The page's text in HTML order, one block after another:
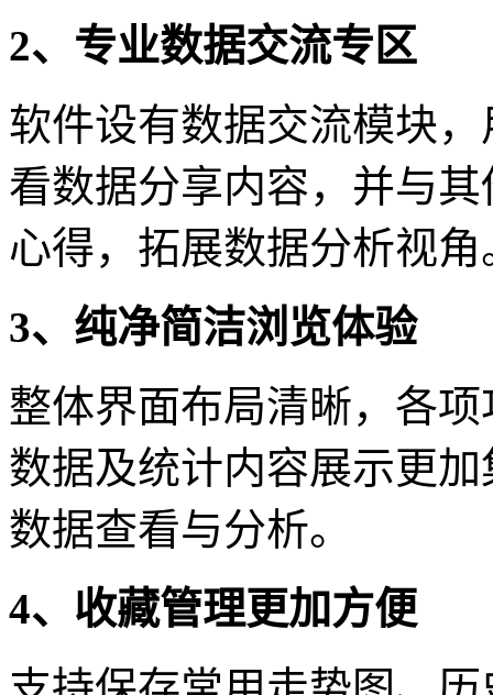
2、专业数据交流专区
软件设有数据交流模块
看数据分享内容，并与
心得，拓展数据分析视角
3、纯净简洁浏览体验
整体界面布局清晰，各
数据及统计内容展示更
数据查看与分析。
4、收藏管理更加方便